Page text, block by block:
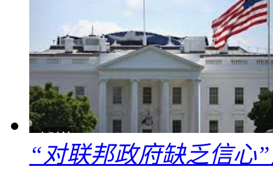
“对联邦政府缺乏信心